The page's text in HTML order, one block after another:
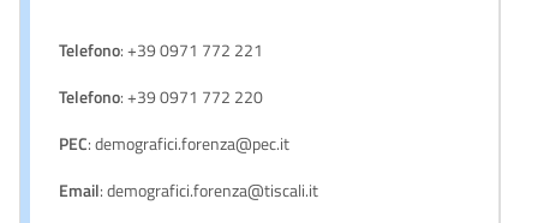
Telefono: +39 0971 772 221
Telefono: +39 0971 772 220
PEC: demografici.forenza@pec.it
Email: demografici.forenza@tiscali.it